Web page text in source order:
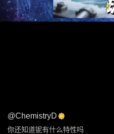
@ChemistryD
你还知道铌有什么特性吗